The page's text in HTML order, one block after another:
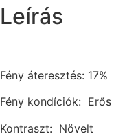
Leírás
Fény áteresztés: 17%
Fény kondíciók:
Kontraszt: Növelt